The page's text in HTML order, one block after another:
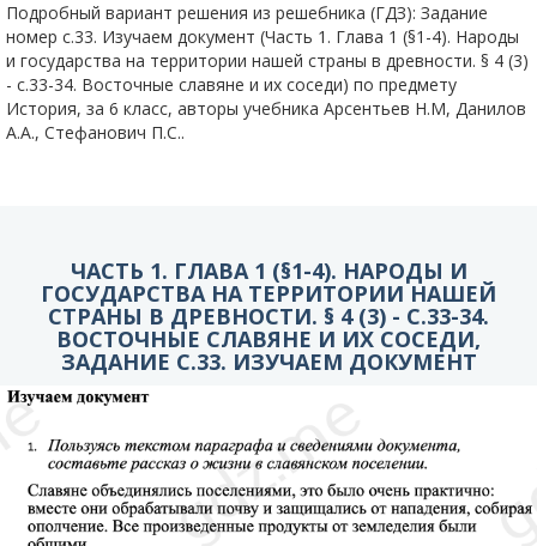
Подробный вариант решения из решебника (ГДЗ): Задание
номер с.33. Изучаем документ (Часть 1. Глава 1 (§1-4). Народы
и государства на территории нашей страны в древности. § 4 (3)
- c.33-34. Восточные славяне и их соседи) по предмету
История, за 6 класс, авторы учебника Арсентьев Н.М, Данилов
А.А., Стефанович П.С..
ЧАСТЬ 1. ГЛАВА 1 (§1-4). НАРОДЫ И
ГОСУДАРСТВА НА ТЕРРИТОРИИ НАШЕЙ
СТРАНЫ В ДРЕВНОСТИ. § 4 (3) - C.33-34.
ВОСТОЧНЫЕ СЛАВЯНЕ И ИХ СОСЕДИ,
ЗАДАНИЕ С.33. ИЗУЧАЕМ ДОКУМЕНТ